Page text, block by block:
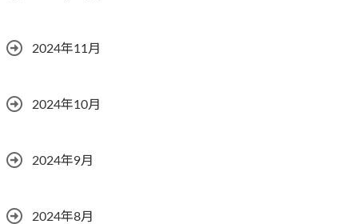
2024年11月
2024年10月
2024年9月
2024年8月